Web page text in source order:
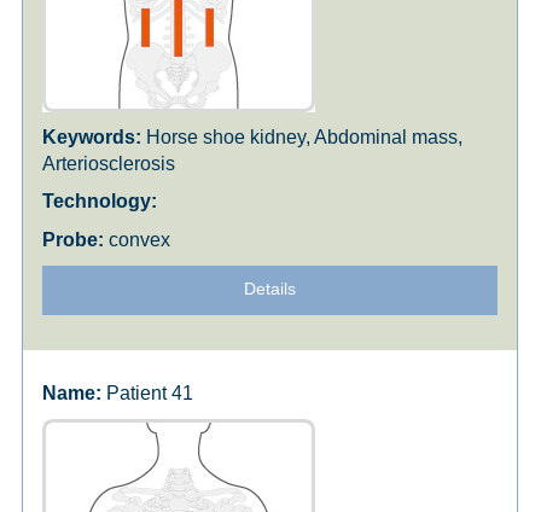
Horse shoe kidney, Abdominal mass,
Arteriosclerosis
convex
Details
Patient 41